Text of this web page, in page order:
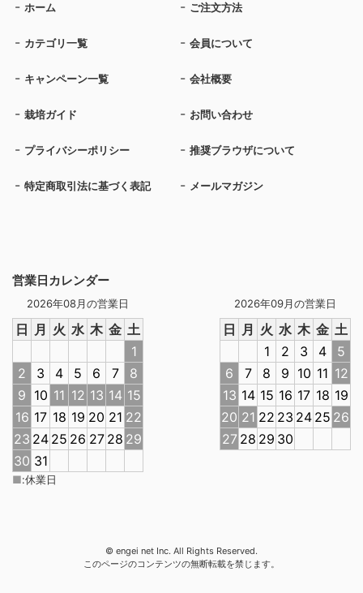
営業日カレンダー
2026年08月の営業日
日 月 火 水 木 金 土
1
2
3 4 5 6 7
8
9 10 11 12 13 14 15
16 17 18 19 20 21 22
23 24 25 26 27 28 29
30 31
2026年09月の営業日
日 月 火 水 木 金 土
1
2 3 4
5
6
7 8 9 10 11 12
13 14 15 16 17 18 19
20 21 22 23 24 25 26
27 28 29 30
■:休業日
ホーム ご注文方法
カテゴリ一覧 会員について
キャンペーン一覧 会社概要
栽培ガイド お問い合わせ
プライバシーポリシー 推奨ブラウザについて
特定商取引法に基づく表記 メールマガジン
© engei net Inc. All Rights Reserved.
このページのコンテンツの無断転載を禁じます。